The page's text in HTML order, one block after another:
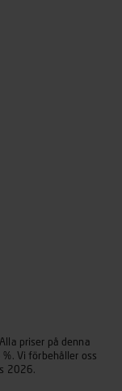
priser på denna
Vi förbehåller oss
2026.